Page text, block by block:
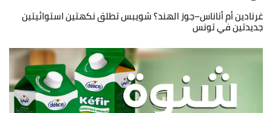
غرنادين أم أناناس–جوز الهند؟ شويبس تطلق نكهتين استوائيتين
جديدتين في تونس